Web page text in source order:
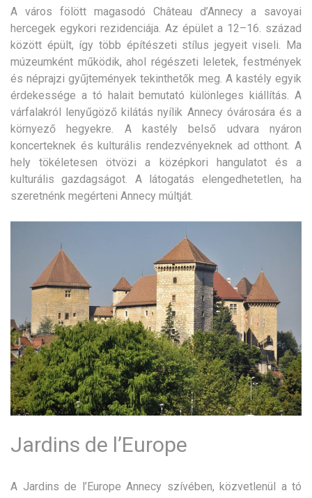
A város fölött magasodó Château d’Annecy a savoyai
hercegek egykori rezidenciája. Az épület a 12–16. század
között épült, így több építészeti stílus jegyeit viseli. Ma
múzeumként működik, ahol régészeti leletek, festmények
és néprajzi gyűjtemények tekinthetők meg. A kastély egyik
érdekessége a tó halait bemutató különleges kiállítás. A
várfalakról lenyűgöző kilátás nyílik Annecy óvárosára és a
környező hegyekre. A kastély belső udvara nyáron
koncerteknek és kulturális rendezvényeknek ad otthont. A
hely tökéletesen ötvözi a középkori hangulatot és a
kulturális gazdagságot. A látogatás elengedhetetlen, ha
szeretnénk megérteni Annecy múltját.
Jardins de l’Europe
A Jardins de l’Europe Annecy szívében, közvetlenül a tó